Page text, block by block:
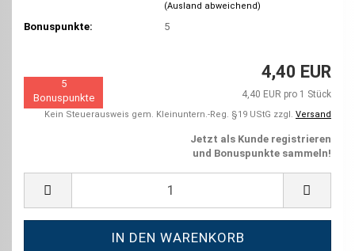
(Ausland abweichend)
Bonuspunkte: 5
4,40 EUR
4,40 EUR pro 1 Stück
Kein Steuerausweis gem. Kleinuntern.-Reg. §19 UStG zzgl. Versand
5
Bonuspunkte
Jetzt als Kunde registrieren
und Bonuspunkte sammeln!